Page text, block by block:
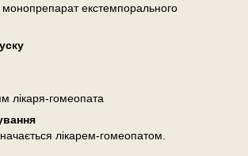
екстемпорального
лікаря-гомеопата
лікарем-гомеопатом.